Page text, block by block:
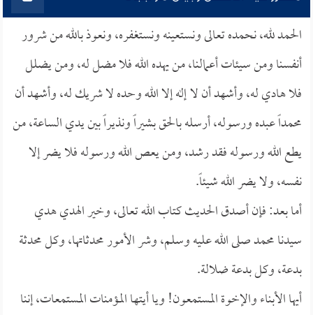
الحمد لله، نحمده تعالى ونستعينه ونستغفره، ونعوذ بالله من شرور
أنفسنا ومن سيئات أعمالنا، من يهده الله فلا مضل له، ومن يضلل
فلا هادي له، وأشهد أن لا إله إلا الله وحده لا شريك له، وأشهد أن
محمداً عبده ورسوله، أرسله بالحق بشيراً ونذيراً بين يدي الساعة، من
يطع الله ورسوله فقد رشد، ومن يعص الله ورسوله فلا يضر إلا
نفسه، ولا يضر الله شيئاً.
أما بعد: فإن أصدق الحديث كتاب الله تعالى، وخير الهدي هدي
سيدنا محمد صلى الله عليه وسلم، وشر الأمور محدثاتها، وكل محدثة
بدعة، وكل بدعة ضلالة.
أيها الأبناء والإخوة المستمعون! ويا أيتها المؤمنات المستمعات، إننا